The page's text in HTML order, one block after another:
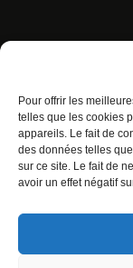
Pour offrir les
telles que les cookies
appareils. Le fait de
des données telles
sur ce site. Le fait de
avoir un effet négatif
Charte pour
© ALL RIGHTS